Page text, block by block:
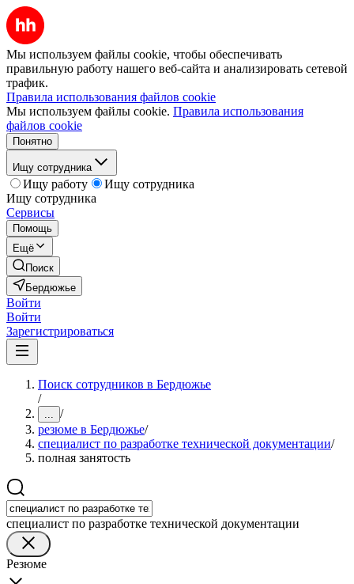
Мы используем файлы cookie, чтобы обеспечивать
правильную работу нашего веб-сайта и анализировать сетевой
трафик.
Правила использования файлов cookie
Мы используем файлы cookie. Правила использования
файлов cookie
Понятно
Ищу сотрудника
Ищу работу
Ищу сотрудника
Ищу сотрудника
Сервисы
Помощь
Ещё
Поиск
Бердюжье
Войти
Войти
Зарегистрироваться
Поиск сотрудников в Бердюжье
/
... /
резюме в Бердюжье/
специалист по разработке технической документации/
полная занятость
специалист по разработке технической документации
Резюме